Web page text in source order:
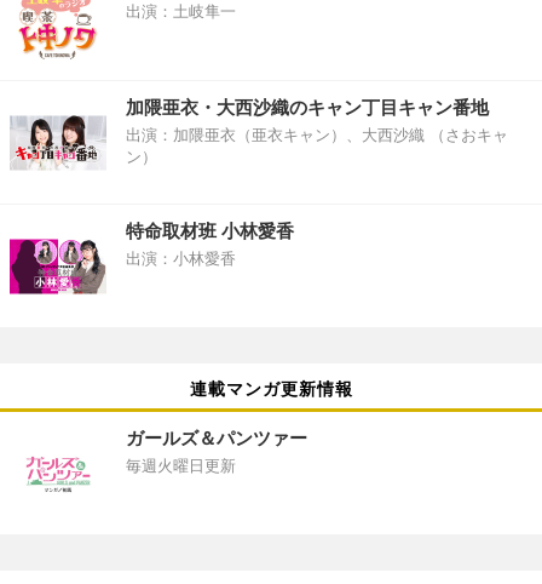
出演：土岐隼一
加隈亜衣・大西沙織のキャン丁目キャン番地
出演：加隈亜衣（亜衣キャン）、大西沙織 （さおキャ
ン）
特命取材班 小林愛香
出演：小林愛香
連載マンガ更新情報
ガールズ＆パンツァー
毎週火曜日更新